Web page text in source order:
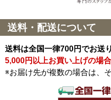
送料・配送について
送料は全国一律700円でお送
5,000円以上お買い上げの場
※お届け先が複数の場合は、